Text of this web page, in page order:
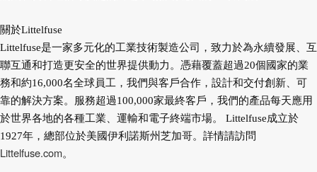
關於Littelfuse
Littelfuse是一家多元化的工業技術製造公司，致力於為永續發展、互
聯互通和打造更安全的世界提供動力。憑藉覆蓋超過20個國家的業
務和約16,000名全球員工，我們與客戶合作，設計和交付創新、可
靠的解決方案。服務超過100,000家最終客戶，我們的產品每天應用
於世界各地的各種工業、運輸和電子終端市場。 Littelfuse成立於
1927年，總部位於美國伊利諾斯州芝加哥。詳情請訪問
Littelfuse.com。